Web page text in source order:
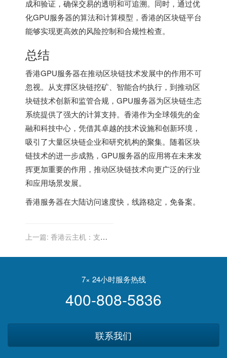
成和验证，确保交易的透明和可追溯。同时，通过优
化GPU服务器的算法和计算模型，香港的区块链平台
能够实现更高效的风险控制和合规性检查。
总结
香港GPU服务器在推动区块链技术发展中的作用不可
忽视。从支撑区块链挖矿、智能合约执行，到推动区
块链技术创新和监管合规，GPU服务器为区块链生态
系统提供了强大的计算支持。香港作为全球领先的金
融和科技中心，凭借其卓越的技术设施和创新环境，
吸引了大量区块链企业和研究机构的聚集。随着区块
链技术的进一步成熟，GPU服务器的应用将在未来发
挥更加重要的作用，推动区块链技术向更广泛的行业
和应用场景发展。
香港服务器在大陆访问速度快，线路稳定，免备案。
上一篇: 香港云主机：支持
7× 24小时服务热线
400-808-5836
联系我们